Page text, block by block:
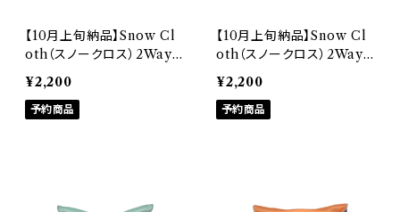
【10月上旬納品】Snow Cl
oth（スノークロス）2Way
ゴーグルケース・高機能ク
ロス【Black-Black】A Ma
stery
¥2,200
予約商品
【10月上旬納品】Snow Cl
oth（スノークロス）2Way
ゴーグルケース・高機能ク
ロス【W.Blue-S.Pink】A
Mastery
¥2,200
予約商品